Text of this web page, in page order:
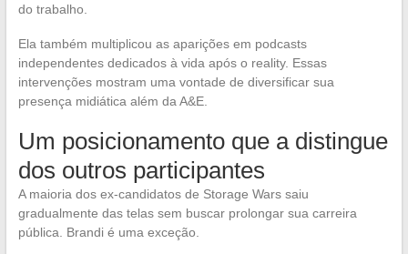
do trabalho.
Ela também multiplicou as aparições em podcasts
independentes dedicados à vida após o reality. Essas
intervenções mostram uma vontade de diversificar sua
presença midiática além da A&E.
Um posicionamento que a distingue
dos outros participantes
A maioria dos ex-candidatos de Storage Wars saiu
gradualmente das telas sem buscar prolongar sua carreira
pública. Brandi é uma exceção.